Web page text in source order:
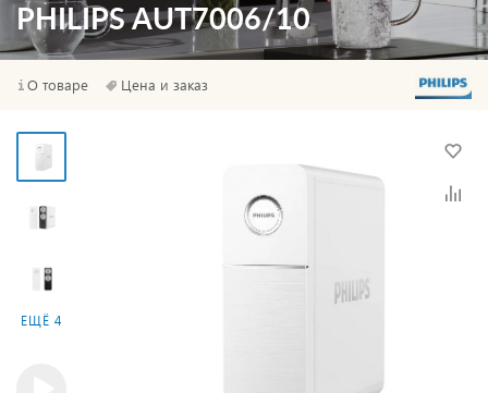
PHILIPS AUT7006/10
О товаре Цена и заказ
ЕЩЁ 4